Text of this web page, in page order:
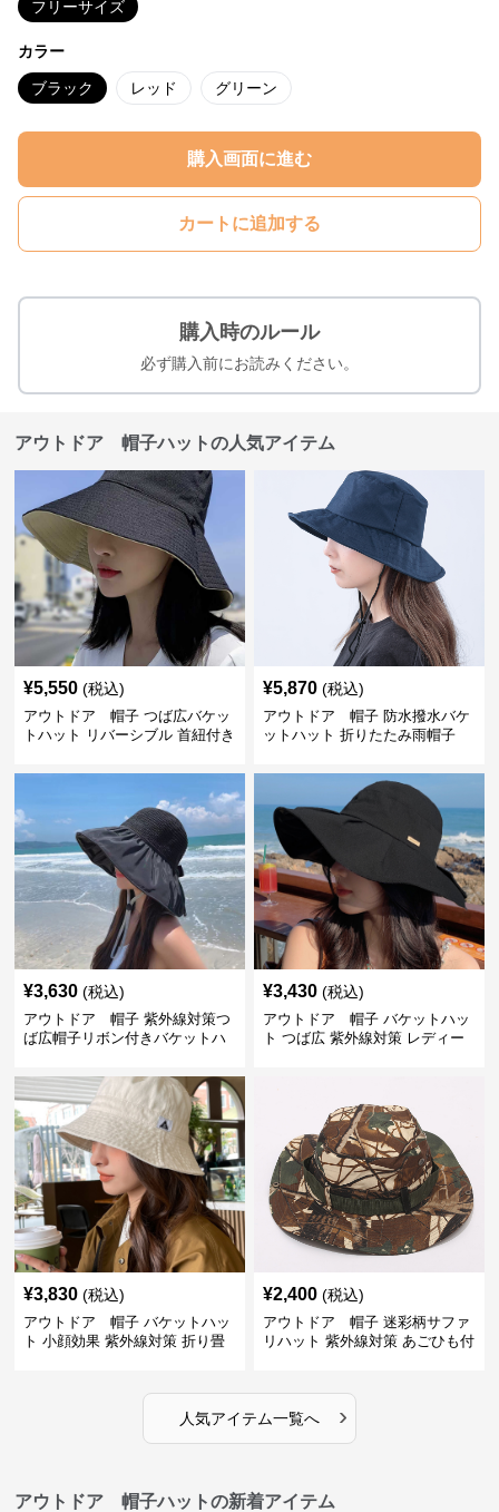
フリーサイズ
カラー
ブラック レッド グリーン
購入画面に進む
カートに追加する
購入時のルール
必ず購入前にお読みください。
アウトドア 帽子ハットの人気アイテム
¥5,550 (税込)
アウトドア 帽子 つば広バケッ
トハット リバーシブル 首紐付き
¥5,870 (税込)
アウトドア 帽子 防水撥水バケ
ットハット 折りたたみ雨帽子
¥3,630 (税込)
アウトドア 帽子 紫外線対策つ
ば広帽子リボン付きバケットハ
¥3,430 (税込)
アウトドア 帽子 バケットハッ
ト つば広 紫外線対策 レディー
¥3,830 (税込)
アウトドア 帽子 バケットハッ
ト 小顔効果 紫外線対策 折り畳
¥2,400 (税込)
アウトドア 帽子 迷彩柄サファ
リハット 紫外線対策 あごひも付
人気アイテム一覧へ ›
アウトドア 帽子ハットの新着アイテム